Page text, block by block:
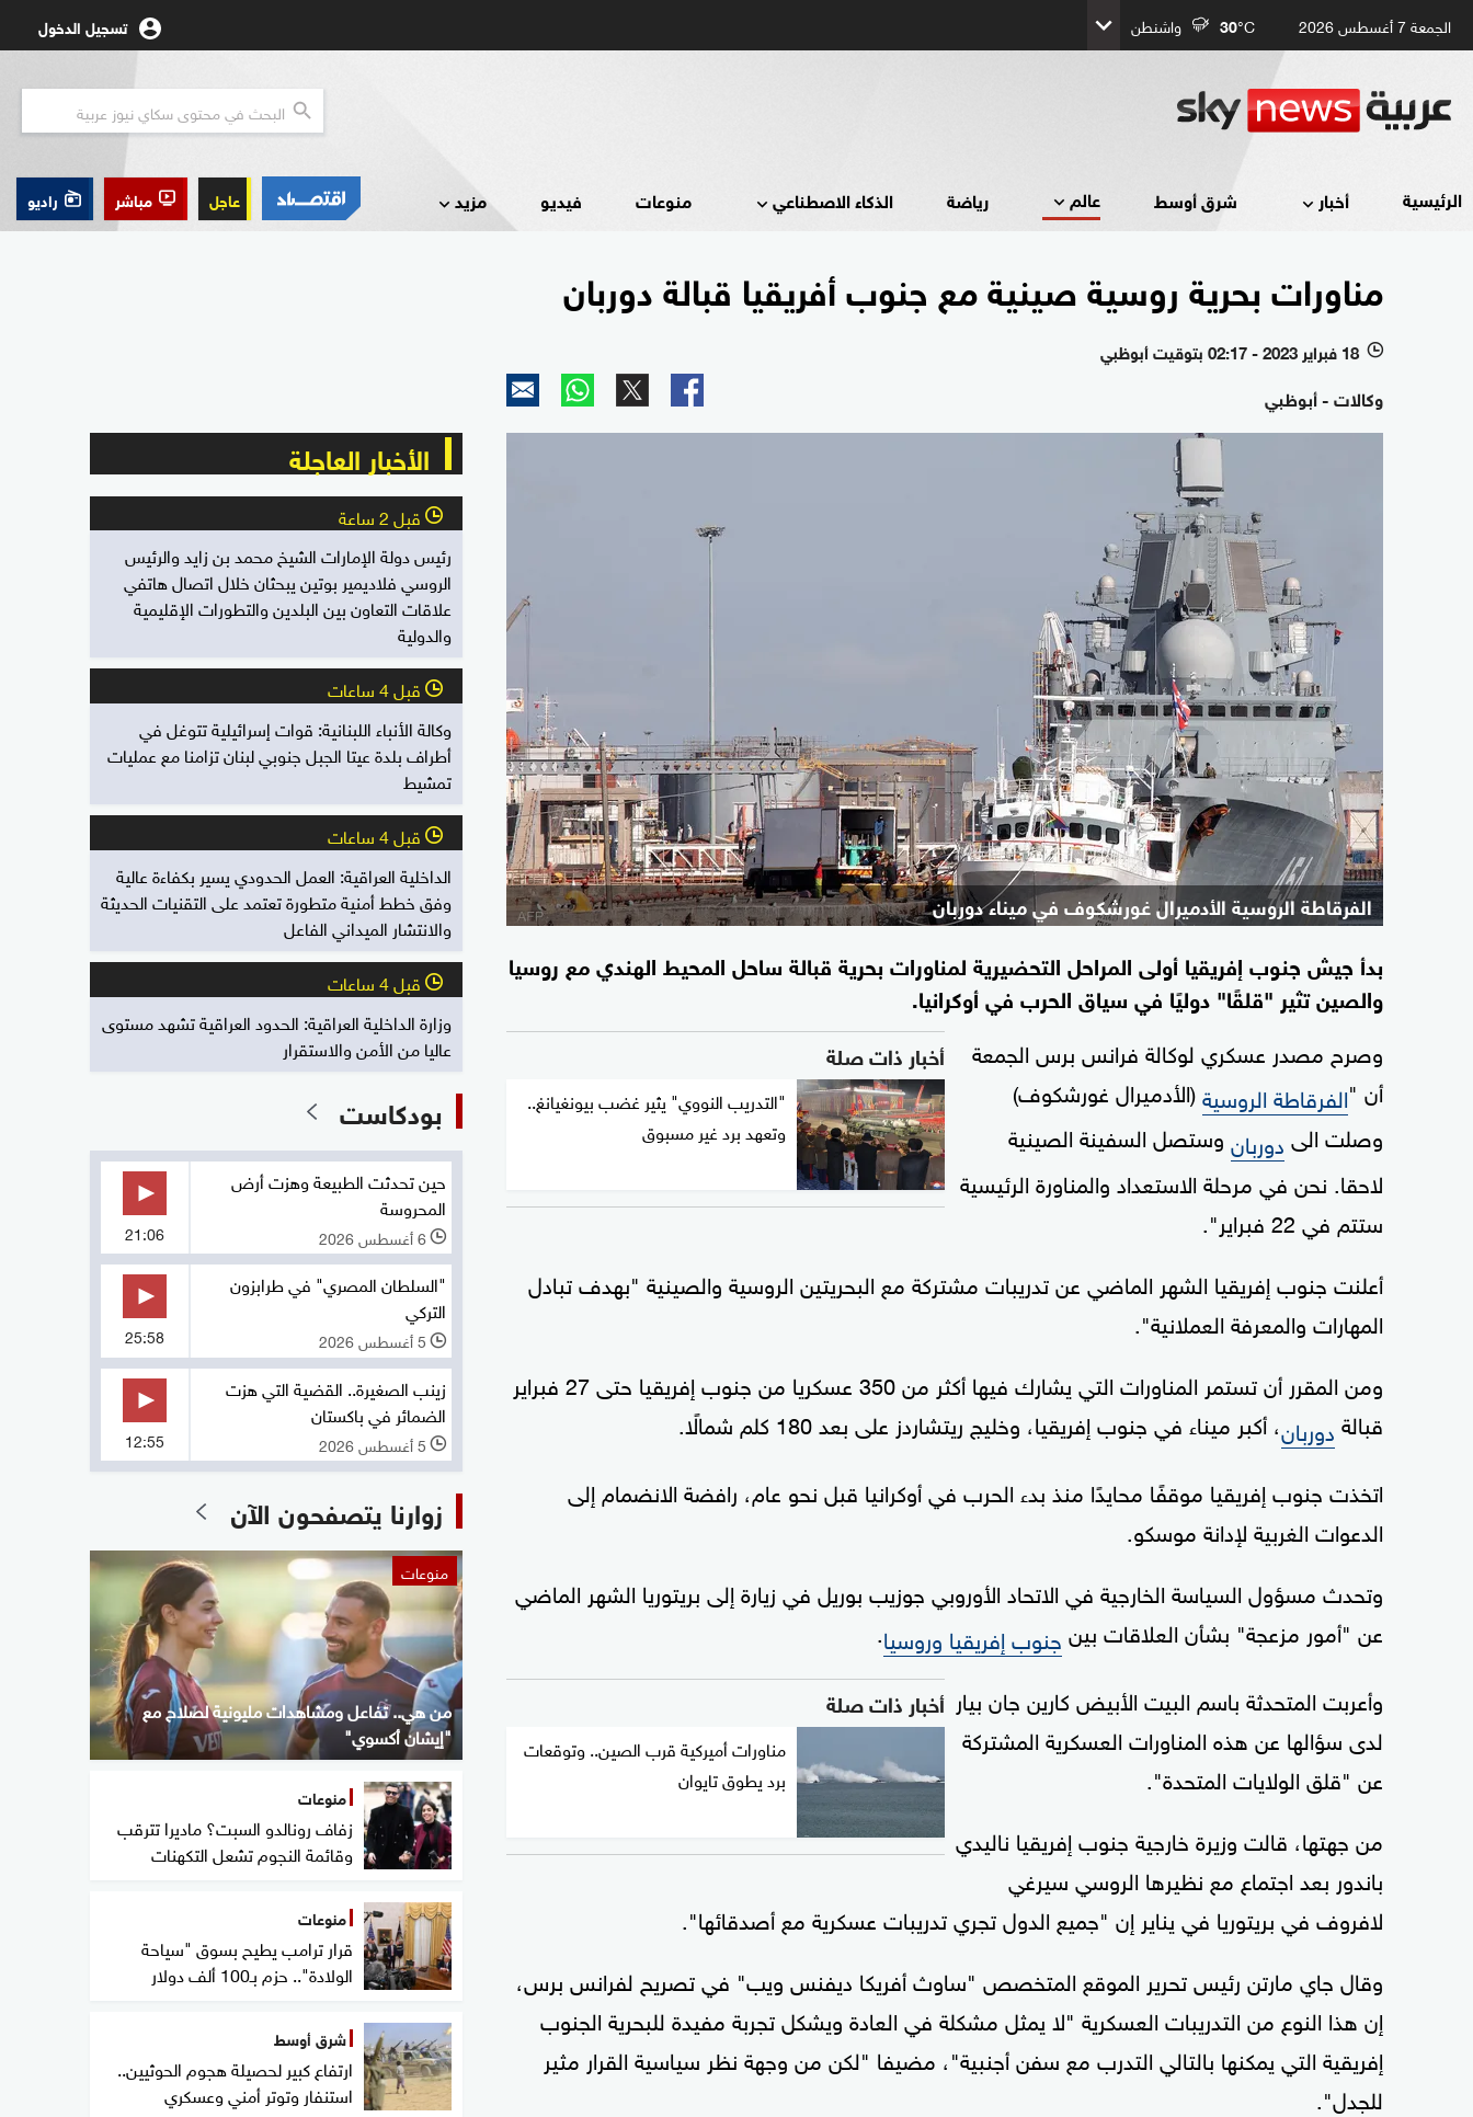
الجمعة 7 أغسطس 2026 30°C واشنطن تسجيل الدخول
الرئيسية أخبار شرق أوسط عالم رياضة الذكاء الاصطناعي منوعات فيديو مزيد عاجل مباشر راديو
مناورات بحرية روسية صينية مع جنوب أفريقيا قبالة دوربان
l 18 فبراير 2023 - 02:17 بتوقيت أبوظبي
وكالات - أبوظبي
الفرقاطة الروسية الأدميرال غورشكوف في ميناء دوربان
بدأ جيش جنوب إفريقيا أولى المراحل التحضيرية لمناورات بحرية قبالة ساحل المحيط الهندي مع روسيا
والصين تثير "قلقًا" دوليًا في سياق الحرب في أوكرانيا.
أخبار ذات صلة
"التدريب النووي" يثير غضب بيونغيانغ..
وتعهد برد غير مسبوق
وصرح مصدر عسكري لوكالة فرانس برس الجمعة
أن "الفرقاطة الروسية(الأدميرال غورشكوف)
وصلت الى دوربان وستصل السفينة الصينية
لاحقا. نحن في مرحلة الاستعداد والمناورة الرئيسية
ستتم في 22 فبراير".
أعلنت جنوب إفريقيا الشهر الماضي عن تدريبات مشتركة مع البحريتين الروسية والصينية "بهدف تبادل
المهارات والمعرفة العملانية".
ومن المقرر أن تستمر المناورات التي يشارك فيها أكثر من 350 عسكريا من جنوب إفريقيا حتى 27 فبراير
قبالة دوربان، أكبر ميناء في جنوب إفريقيا، وخليج ريتشاردز على بعد 180 كلم شمالًا.
اتخذت جنوب إفريقيا موقفًا محايدًا منذ بدء الحرب في أوكرانيا قبل نحو عام، رافضة الانضمام إلى
الدعوات الغربية لإدانة موسكو.
وتحدث مسؤول السياسة الخارجية في الاتحاد الأوروبي جوزيب بوريل في زيارة إلى بريتوريا الشهر الماضي
عن "أمور مزعجة" بشأن العلاقات بين جنوب إفريقيا وروسيا.
أخبار ذات صلة
مناورات أميركية قرب الصين.. وتوقعات
برد يطوق تايوان
وأعربت المتحدثة باسم البيت الأبيض كارين جان بيار
لدى سؤالها عن هذه المناورات العسكرية المشتركة
عن "قلق الولايات المتحدة".
من جهتها، قالت وزيرة خارجية جنوب إفريقيا ناليدي
باندور بعد اجتماع مع نظيرها الروسي سيرغي
لافروف في بريتوريا في يناير إن "جميع الدول تجري تدريبات عسكرية مع أصدقائها".
وقال جاي مارتن رئيس تحرير الموقع المتخصص "ساوث أفريكا ديفنس ويب" في تصريح لفرانس برس،
إن هذا النوع من التدريبات العسكرية "لا يمثل مشكلة في العادة ويشكل تجربة مفيدة للبحرية الجنوب
إفريقية التي يمكنها بالتالي التدرب مع سفن أجنبية"، مضيفا "لكن من وجهة نظر سياسية القرار مثير
للجدل".
الأخبار العاجلة
l قبل 2 ساعة
رئيس دولة الإمارات الشيخ محمد بن زايد والرئيس
الروسي فلاديمير بوتين يبحثان خلال اتصال هاتفي
علاقات التعاون بين البلدين والتطورات الإقليمية
والدولية
l قبل 4 ساعات
وكالة الأنباء اللبنانية: قوات إسرائيلية تتوغل في
أطراف بلدة عيتا الجبل جنوبي لبنان تزامنا مع عمليات
تمشيط
l قبل 4 ساعات
الداخلية العراقية: العمل الحدودي يسير بكفاءة عالية
وفق خطط أمنية متطورة تعتمد على التقنيات الحديثة
والانتشار الميداني الفاعل
l قبل 4 ساعات
وزارة الداخلية العراقية: الحدود العراقية تشهد مستوى
عاليا من الأمن والاستقرار
بودكاست
حين تحدثت الطبيعة وهزت أرض
المحروسة
l 6 أغسطس 2026 21:06
"السلطان المصري" في طرابزون
التركي
l 5 أغسطس 2026 25:58
زينب الصغيرة.. القضية التي هزت
الضمائر في باكستان
l 5 أغسطس 2026 12:55
زوارنا يتصفحون الآن
منوعات
من هي.. تفاعل ومشاهدات مليونية لصلاح مع
"إيشان أكسوي"
منوعات
زفاف رونالدو السبت؟ ماديرا تترقب
وقائمة النجوم تشعل التكهنات
منوعات
قرار ترامب يطيح بسوق "سياحة
الولادة".. حزم بـ100 ألف دولار
شرق أوسط
ارتفاع كبير لحصيلة هجوم الحوثيين..
استنفار وتوتر أمني وعسكري